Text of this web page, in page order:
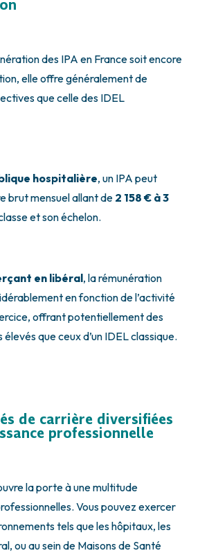
des IPA en France soit encore
elle offre généralement de
que celle des IDEL
hospitalière, un IPA peut
brut mensuel allant de 2 158 € à 3
et son échelon.
en libéral, la rémunération
en fonction de l’activité
offrant potentiellement des
élevés que ceux d’un IDEL classique.
de carrière diversifiées
professionnelle
la porte à une multitude
Vous pouvez exercer
tels que les hôpitaux, les
ou au sein de Maisons de Santé